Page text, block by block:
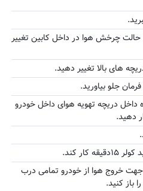
حالت چرخش هوا در داخل کابین تغییر
های بالا تغییر دهید.
جلو بیاورید.
داخل دریچه تهویه هوای داخل خودرو
دهید.
کند.
خروج هوا از خودرو تمامی درب